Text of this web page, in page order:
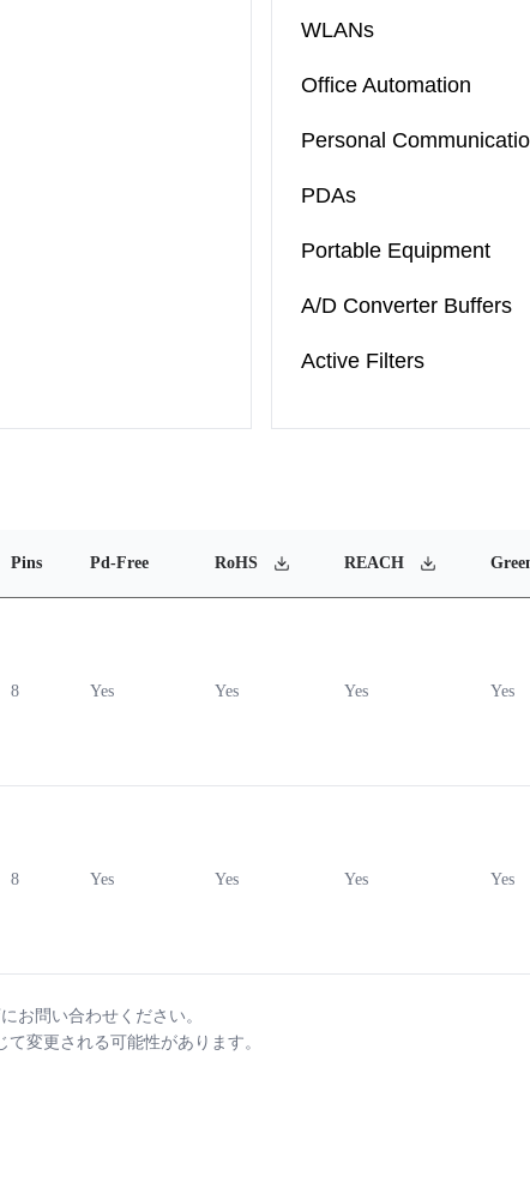
WLANs
Office Automation
Personal
PDAs
Portable Equipment
A/D Converter Buffers
Active Filters
Pins Pd-Free RoHS REACH
8 Yes Yes Yes Yes
8 Yes Yes Yes Yes
お問い合わせください。
変更される可能性があります。